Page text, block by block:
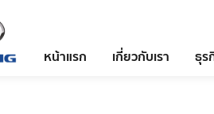
หน้าแรก เกี่ยวกับเรา ธุร